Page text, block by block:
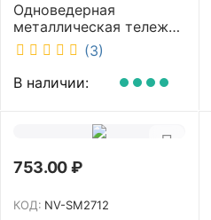
Одноведерная
металлическая тележка
с отжимом и корзинкой
под химию NV 23 л NV-
11123
(3)
В наличии:
753.00₽
КОД: NV-SM2712